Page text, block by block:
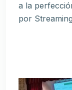
a la
por